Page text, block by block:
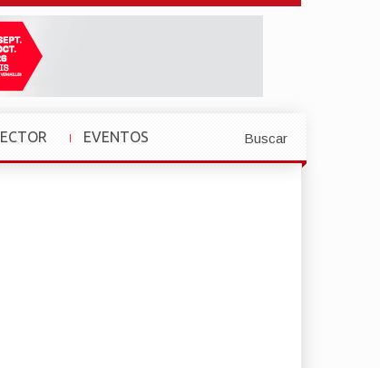
»
EVENTOS
»
Buscar